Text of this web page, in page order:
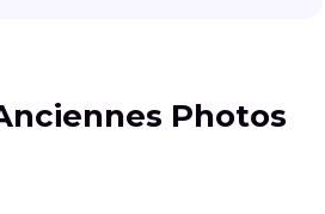
Photos